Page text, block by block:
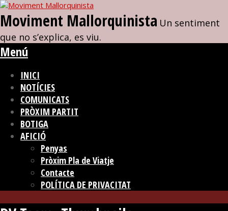
Moviment Mallorquinista Un sentiment
que no s’explica, es viu.
Menú
INICI
NOTÍCIES
COMUNICATS
PRÒXIM PARTIT
BOTIGA
AFICIÓ
Penyas
Pròxim Pla de Viatje
Contacte
POLÍTICA DE PRIVACITAT